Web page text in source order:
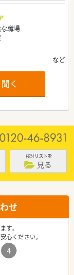
職場
く
検討リストを
見る
せ
す。
心ください。
4